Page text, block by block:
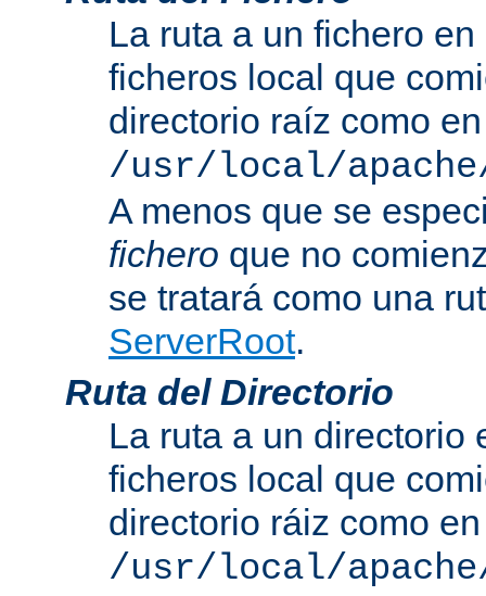
La ruta a un fichero
ficheros local que
directorio raíz como en
/usr/local/
A menos que se
fichero que no
se tratará como una
ServerRoot.
Ruta del Directorio
La ruta a un directorio
ficheros local que
directorio ráiz como en
/usr/local/